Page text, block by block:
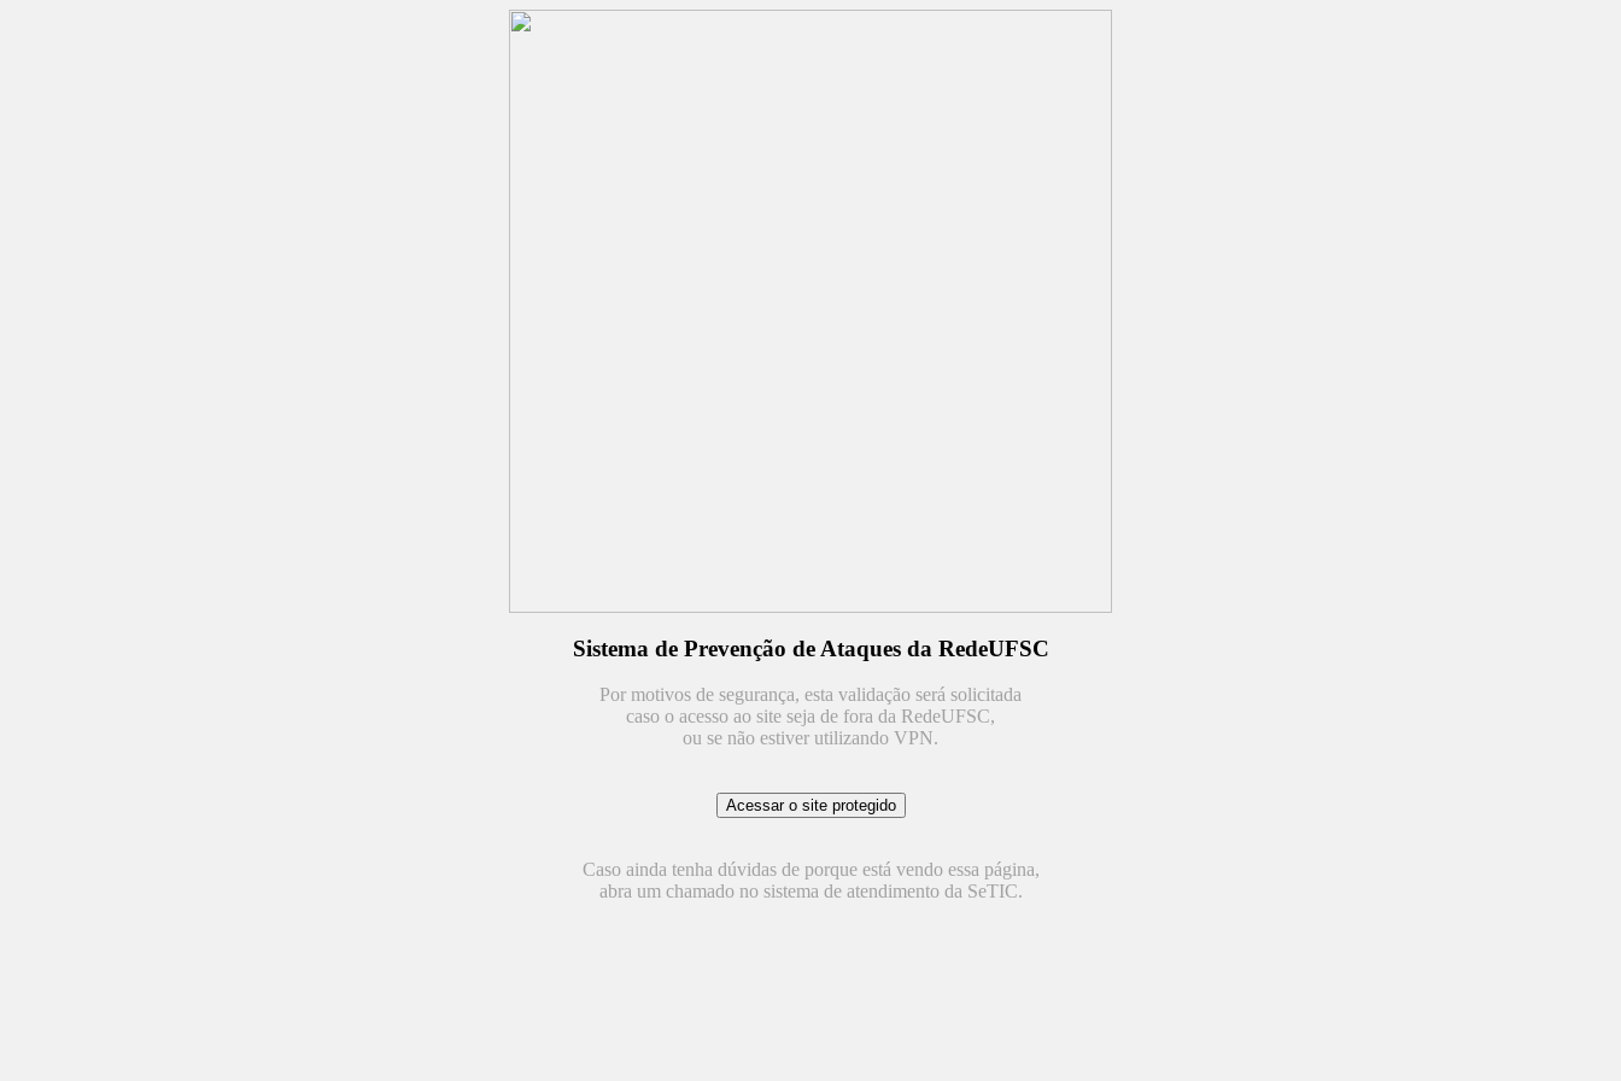
Sistema de Prevenção de Ataques da RedeUFSC
Por motivos de segurança, esta validação será solicitada
caso o acesso ao site seja de fora da RedeUFSC,
ou se não estiver utilizando VPN.
Caso ainda tenha dúvidas de porque está vendo essa página,
abra um chamado no sistema de atendimento da SeTIC.